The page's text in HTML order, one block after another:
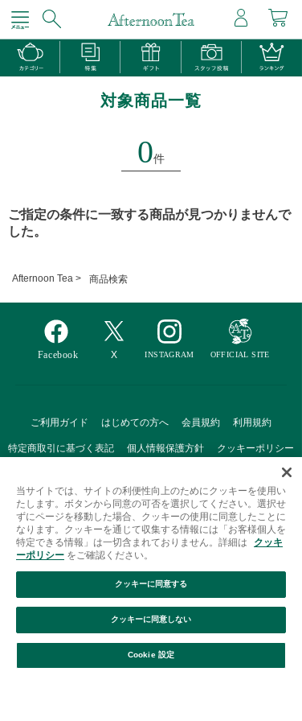
対象商品一覧
0件
絞り込み 並び替え
ご指定の条件に一致する商品が見つかりませんで
した。
Afternoon Tea > 商品検索
ご利用ガイド はじめての方へ 会員規約 利用規約
特定商取引に基づく表記 個人情報保護方針 クッキーポリシー
Afternoon Tea(アフタヌーンティー)公式オンラインストアで
は、
キッチン・ダイニングなどの生活雑貨、紅茶・焼き菓子など、
毎日新商品をご用意しています。
当サイトでは、サイトの利便性向上のためにクッキーを使用い
たします。ボタンから同意の可否を選択してください。選択せ
ずにページを移動した場合、クッキーの使用に同意したことに
なります。クッキーを通じて収集する情報には「お客様個人を
特定できる情報」は一切含まれておりません。詳細は
クッキ
ーポリシー をご確認ください。
Cookie 設定
クッキーに同意しない
クッキーに同意する